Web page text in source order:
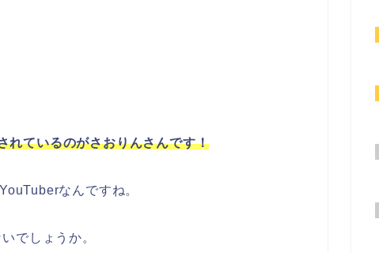
ているのがさおりんさんです！
なんですね。
でしょうか。